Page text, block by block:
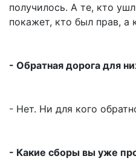
получилось. А те, кто
покажет, кто был прав, а
- Обратная дорога для
- Нет. Ни для кого
- Какие сборы вы уже